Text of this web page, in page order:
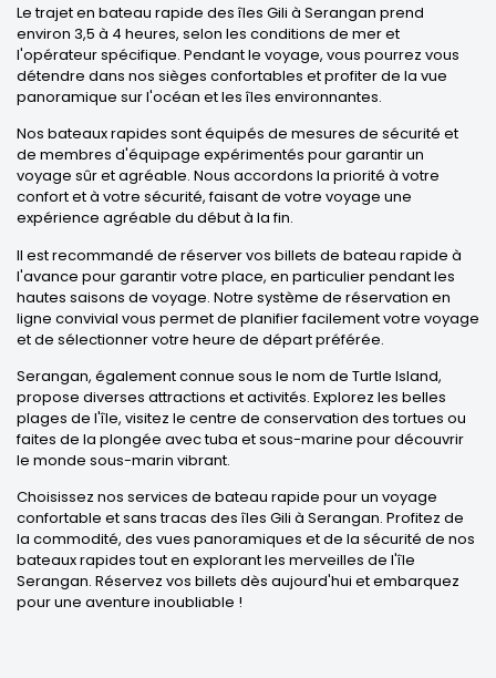
Le trajet en bateau rapide des îles Gili à Serangan prend
environ 3,5 à 4 heures, selon les conditions de mer et
l'opérateur spécifique. Pendant le voyage, vous pourrez vous
détendre dans nos sièges confortables et profiter de la vue
panoramique sur l'océan et les îles environnantes.
Nos bateaux rapides sont équipés de mesures de sécurité et
de membres d'équipage expérimentés pour garantir un
voyage sûr et agréable. Nous accordons la priorité à votre
confort et à votre sécurité, faisant de votre voyage une
expérience agréable du début à la fin.
Il est recommandé de réserver vos billets de bateau rapide à
l'avance pour garantir votre place, en particulier pendant les
hautes saisons de voyage. Notre système de réservation en
ligne convivial vous permet de planifier facilement votre voyage
et de sélectionner votre heure de départ préférée.
Serangan, également connue sous le nom de Turtle Island,
propose diverses attractions et activités. Explorez les belles
plages de l'île, visitez le centre de conservation des tortues ou
faites de la plongée avec tuba et sous-marine pour découvrir
le monde sous-marin vibrant.
Choisissez nos services de bateau rapide pour un voyage
confortable et sans tracas des îles Gili à Serangan. Profitez de
la commodité, des vues panoramiques et de la sécurité de nos
bateaux rapides tout en explorant les merveilles de l'île
Serangan. Réservez vos billets dès aujourd'hui et embarquez
pour une aventure inoubliable !